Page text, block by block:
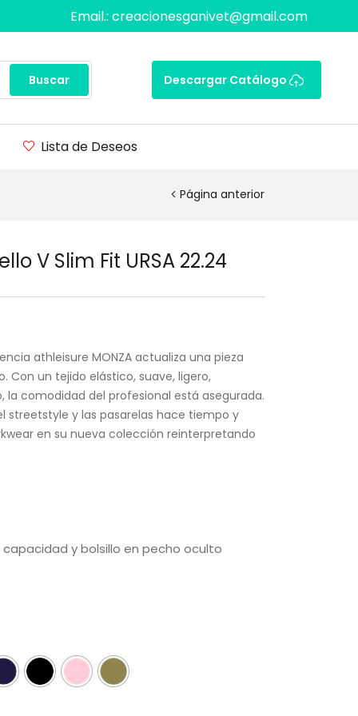
Email.: creacionesganivet@gmail.com
Buscar Descargar Catálogo
Lista de Deseos
Página anterior
V Slim Fit URSA 22.24
athleisure MONZA actualiza una pieza
Con un tejido elástico, suave, ligero,
la comodidad del profesional está asegurada.
streetstyle y las pasarelas hace tiempo y
en su nueva colección reinterpretando
capacidad y bolsillo en pecho oculto